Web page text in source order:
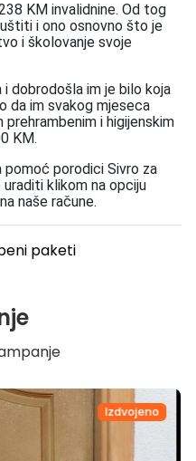
KM invalidnine. Od tog
i ono osnovno što je
i školovanje svoje
dobrodošla im je bilo koja
da im svakog mjeseca
i higijenskim
KM.
porodici Sivro za
klikom na opciju
naše račune.
paketi
Izdvojeno